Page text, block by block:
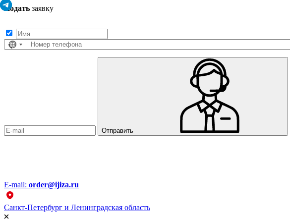
Подать заявку
Страна
Отправить
E-mail: order@ijiza.ru
Санкт-Петербург и Ленинградская область